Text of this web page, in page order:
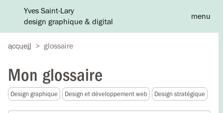
Yves Saint-Lary
design graphique & digital
menu
accueil > glossaire
Mon glossaire
Design graphique Design et développement web Design stratégique